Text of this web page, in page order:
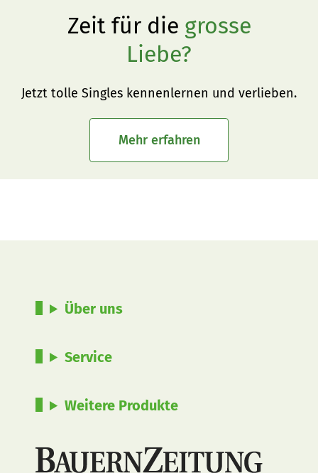
Zeit für die grosse
Liebe?
Jetzt tolle Singles kennenlernen und verlieben.
Mehr erfahren
Über uns
Service
Weitere Produkte